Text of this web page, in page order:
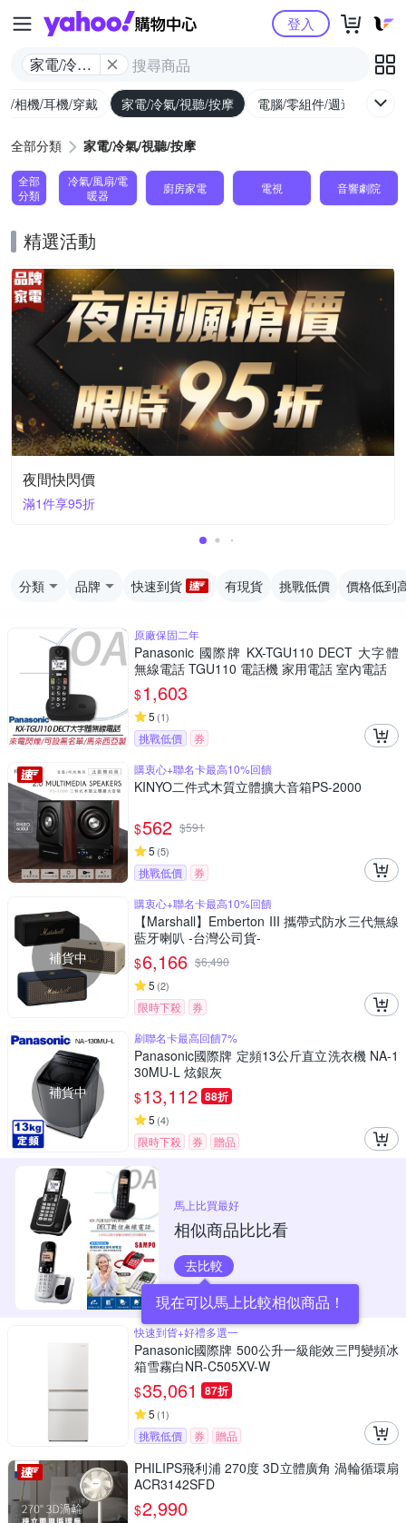
Yahoo購物中心
家電/冷氣/
登入
/相機/耳機/穿戴 家電/冷氣/視聽/按摩 電腦/零組件/週邊/遊戲
全部分類 家電/冷氣/視聽/按摩
全部
分類
冷氣/風扇/電
暖器
廚房家電 電視 音響劇院
精選活動
夜間快閃價
滿1件享95折
分類 品牌 快速到貨 有現貨 挑戰低價 價格低到
原廠保固二年
Panasonic 國際牌 KX-TGU110 DECT 大字體
無線電話 TGU110 電話機 家用電話 室內電話
$1,603
5 (1)
挑戰低價
券
購衷心+聯名卡最高10%回饋
KINYO二件式木質立體擴大音箱PS-2000
$562 $591
5 (5)
挑戰低價 券
補貨中
購衷心+聯名卡最高10%回饋
【Marshall】Emberton III 攜帶式防水三代無線
藍牙喇叭 -台灣公司貨-
$6,166 $6,490
5 (2)
限時下殺 券
補貨中
刷聯名卡最高回饋7%
Panasonic國際牌 定頻13公斤直立洗衣機 NA-1
30MU-L 炫銀灰
$13,112 88折
5 (4)
限時下殺 券 贈品
馬上比買最好
相似商品比比看
去比較
現在可以馬上比較相似商品！
快速到貨+好禮多選一
Panasonic國際牌 500公升一級能效三門變頻冰
箱雪霧白NR-C505XV-W
$35,061 87折
5 (1)
挑戰低價 券 贈品
PHILIPS飛利浦 270度 3D立體廣角 渦輪循環扇
ACR3142SFD
$2,990